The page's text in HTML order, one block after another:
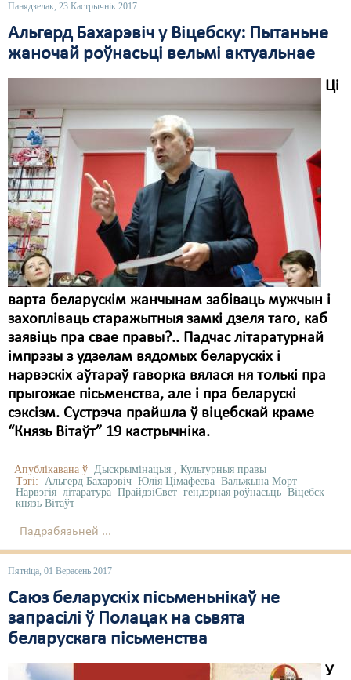
Панядзелак, 23 Кастрычнік 2017
Альгерд Бахарэвіч у Віцебску: Пытаньне
жаночай роўнасьці вельмі актуальнае
Ці
варта беларускім жанчынам забіваць мужчын і
захопліваць старажытныя замкі дзеля таго, каб
заявіць пра свае правы?.. Падчас літаратурнай
імпрэзы з удзелам вядомых беларускіх і
нарвэскіх аўтараў гаворка вялася ня толькі пра
прыгожае пісьменства, але і пра беларускі
сэксізм. Сустрэча прайшла ў віцебскай краме
“Князь Вітаўт” 19 кастрычніка.
Апублікавана ў Дыскрымінацыя , Культурныя правы
Тэгі: Альгерд Бахарэвіч Юлія Цімафеева Вальжына Морт
Нарвэгія літаратура ПрайдзіСвет гендэрная роўнасьць Віцебск
князь Вітаўт
Падрабязьней ...
Пятніца, 01 Верасень 2017
Саюз беларускіх пісьменьнікаў не
запрасілі ў Полацак на сьвята
беларускага пісьменства
У